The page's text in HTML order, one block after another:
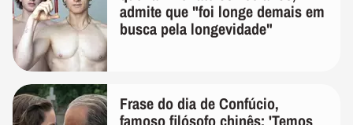
admite que "foi longe demais em
busca pela longevidade"
Frase do dia de Confúcio,
famoso filósofo chinês: 'Temos